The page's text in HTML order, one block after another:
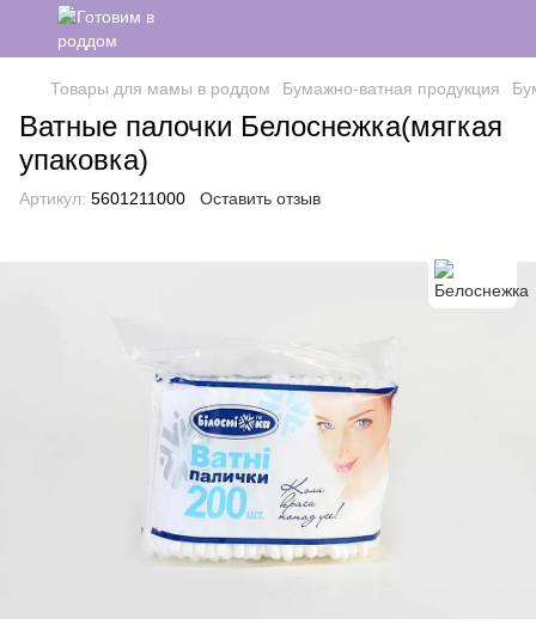
Товары для мамы в роддом Бумажно-ватная продукция
Ватные палочки Белоснежка(мягкая
упаковка)
Артикул: 5601211000 Оставить отзыв